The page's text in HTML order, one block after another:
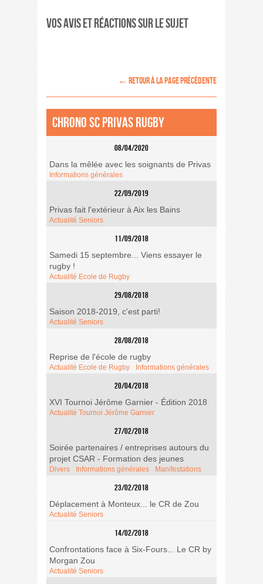
Vos avis et réactions sur le sujet
← retour à la page précédente
Chrono SC Privas Rugby
08/04/2020
Dans la mêlée avec les soignants de Privas
Informations générales
22/09/2019
Privas fait l'extérieur à Aix les Bains
Actualité Seniors
11/09/2018
Samedi 15 septembre... Viens essayer le
rugby !
Actualité Ecole de Rugby
29/08/2018
Saison 2018-2019, c'est parti!
Actualité Seniors
28/08/2018
Reprise de l'école de rugby
Actualité Ecole de Rugby Informations générales
20/04/2018
XVI Tournoi Jérôme Garnier - Édition 2018
Actualité Tournoi Jérôme Garnier
27/02/2018
Soirée partenaires / entreprises autours du
projet CSAR - Formation des jeunes
Divers Informations générales Manifestations
23/02/2018
Déplacement à Monteux... le CR de Zou
Actualité Seniors
14/02/2018
Confrontations face à Six-Fours... Le CR by
Morgan Zou
Actualité Seniors